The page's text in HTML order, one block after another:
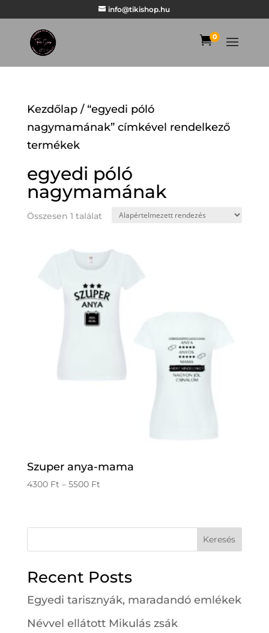
info@tikishop.hu
0
Kezdőlap/ “egyedi póló
nagymamának” címkével rendelkező
termékek
egyedi póló
nagymamának
Összesen 1 találat
Szuper anya-mama
4300 Ft – 5500 FtÁrtartomány:
5500 Ft
Keresés
Recent Posts
Egyedi tarisznyák, maradandó emlékek
Névvel ellátott Mikulás zsák